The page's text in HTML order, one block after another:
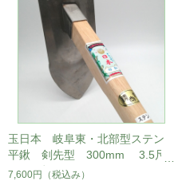
玉日本 岐阜東・北部型ステン
平鍬 剣先型 300mm 3.5尺
ラミン柄＃1
7,600円 （税込み）